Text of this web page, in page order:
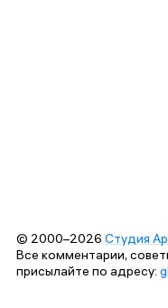
© 2000–2026 Студия
Все комментарии,
присылайте по адресу: